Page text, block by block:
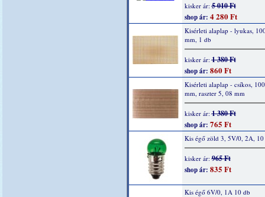
kisker ár:5 010 Ft
shop ár: 4 280 Ft
Kisérleti alaplap - lyukas,
mm, 1 db
kisker ár:1 380 Ft
shop ár: 860 Ft
Kisérleti alaplap - csíkos,
mm, raszter 5, 08 mm
kisker ár:1 380 Ft
shop ár: 765 Ft
Kis égő zöld 3, 5V/0, 2A, 10
kisker ár:965 Ft
shop ár: 835 Ft
Kis égő 6V/0, 1A 10 db